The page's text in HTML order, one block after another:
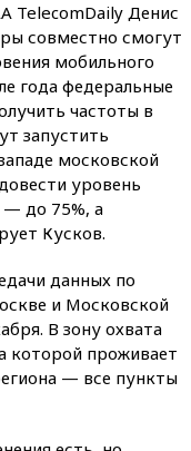
TelecomDaily Денис
совместно смогут
мобильного
года федеральные
частоты в
запустить
московской
уровень
— до 75%, а
Кусков.
данных по
и Московской
В зону охвата
которой проживает
— все пункты